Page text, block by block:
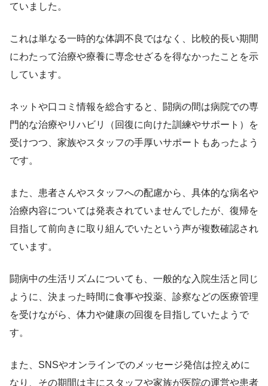
ていました。
これは単なる一時的な体調不良ではなく、比較的長い期間
にわたって治療や療養に専念せざるを得なかったことを示
しています。
ネットや口コミ情報を総合すると、闘病の間は病院での専
門的な治療やリハビリ（回復に向けた訓練やサポート）を
受けつつ、家族やスタッフの手厚いサポートもあったよう
です。
また、患者さんやスタッフへの配慮から、具体的な病名や
治療内容については発表されていませんでしたが、復帰を
目指して前向きに取り組んでいたという声が複数確認され
ています。
闘病中の生活リズムについても、一般的な入院生活と同じ
ように、決まった時間に食事や投薬、診察などの医療管理
を受けながら、体力や健康の回復を目指していたようで
す。
また、SNSやオンラインでのメッセージ発信は控えめに
なり、その期間は主にスタッフや家族が医院の運営や患者